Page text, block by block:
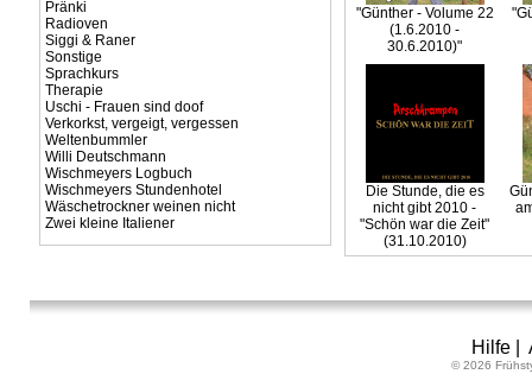
Pränki
Radioven
Siggi & Raner
Sonstige
Sprachkurs
Therapie
Uschi - Frauen sind doof
Verkorkst, vergeigt, vergessen
Weltenbummler
Willi Deutschmann
Wischmeyers Logbuch
Wischmeyers Stundenhotel
Wäschetrockner weinen nicht
Zwei kleine Italiener
"Günther - Volume 22
(1.6.2010 -
30.6.2010)"
Die Stunde, die es
nicht gibt 2010 -
"Schön war die Zeit"
(31.10.2010)
Hilfe|
© 2026